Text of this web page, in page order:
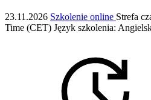
23.11.2026 Szkolenie online Strefa
Time (CET) Język szkolenia: